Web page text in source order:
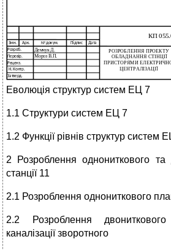
Еволюція структур систем ЕЦ 7
1.1 Структури систем ЕЦ 7
1.2 Функції рівнів структур систем
2 Розроблення однониткового та
станції 11
2.1 Розроблення однониткового
2.2 Розроблення
каналізації зворотного